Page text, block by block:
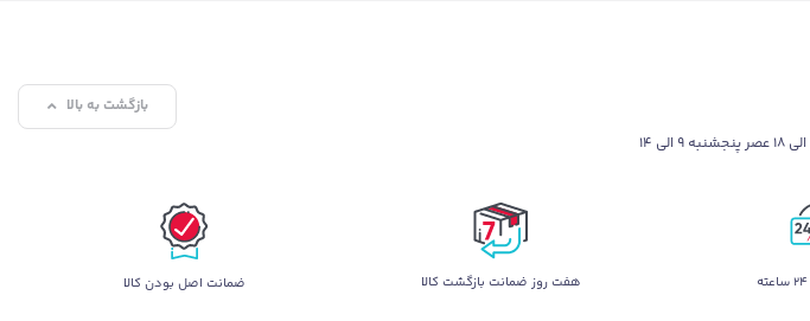
بازگشت به بالا
هفت روز ضمانت بازگشت کالا ضمانت اصل بودن کالا